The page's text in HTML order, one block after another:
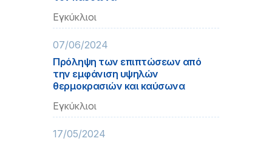
Εγκύκλιοι
07/06/2024
Πρόληψη των επιπτώσεων από
την εμφάνιση υψηλών
θερμοκρασιών και καύσωνα
Εγκύκλιοι
17/05/2024